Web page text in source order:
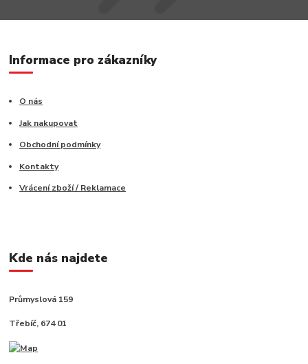
Informace pro zákazníky
O nás
Jak nakupovat
Obchodní podmínky
Kontakty
Vrácení zboží / Reklamace
Kde nás najdete
Průmyslová 159
Třebíč, 674 01